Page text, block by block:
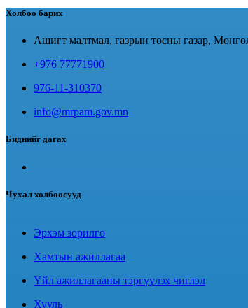
Холбоо барих
Ашигт малтмал, газрын тосны газар,
+976 77771900
976-11-310370
info@mrpam.gov.mn
Биднийг дагах
Чухал холбоосууд
Эрхэм зорилго
Хамтын ажиллагаа
Үйл ажиллагааны тэргүүлэх чиглэл
Хууль